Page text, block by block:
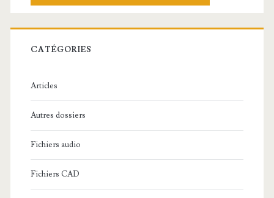
h
r
c
:
CATÉGORIES
Articles
Autres dossiers
Fichiers audio
Fichiers CAD